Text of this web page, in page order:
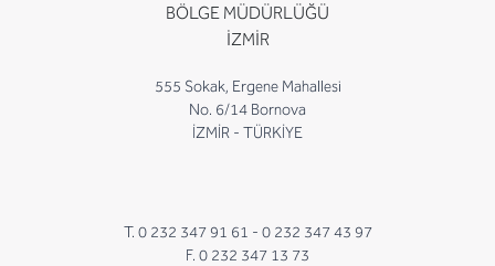
BÖLGE MÜDÜRLÜĞÜ
İZMİR
555 Sokak, Ergene Mahallesi
No. 6/14 Bornova
İZMİR - TÜRKİYE
T. 0 232 347 91 61 - 0 232 347 43 97
F. 0 232 347 13 73